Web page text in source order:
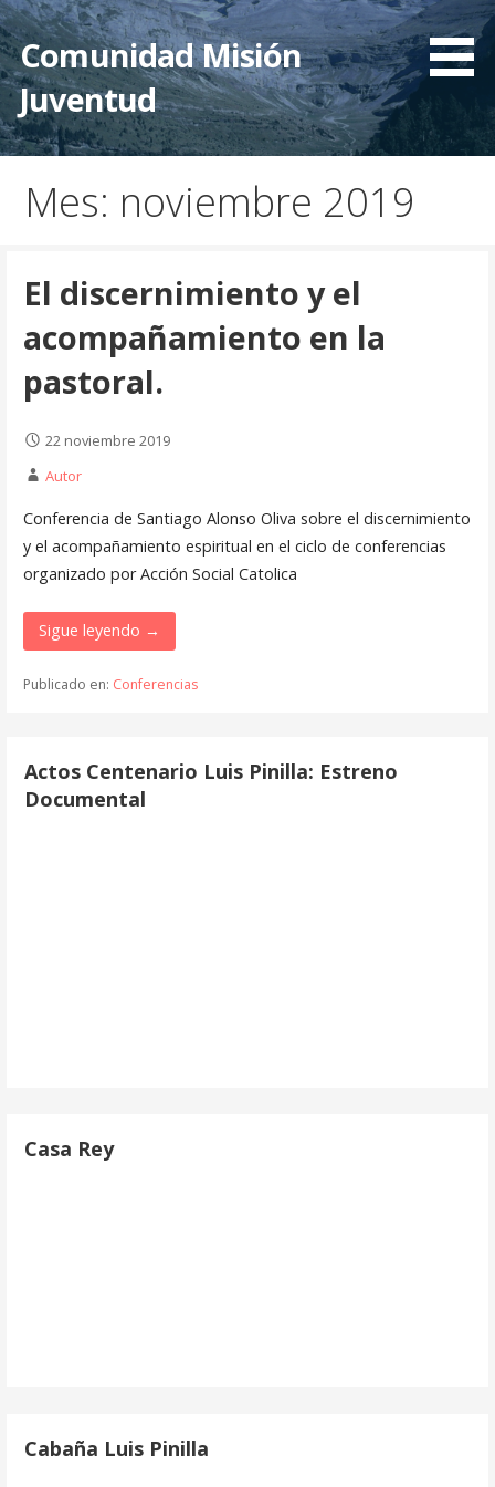
Saltar
al
contenido
Comunidad Misión
Juventud
Mes: noviembre 2019
El discernimiento y el
acompañamiento en la
pastoral.
22 noviembre 2019
Autor
Conferencia de Santiago Alonso Oliva sobre el discernimiento
y el acompañamiento espiritual en el ciclo de conferencias
organizado por Acción Social Catolica
Sigue leyendo →
Publicado en: Conferencias
Actos Centenario Luis Pinilla: Estreno
Documental
Casa Rey
Cabaña Luis Pinilla